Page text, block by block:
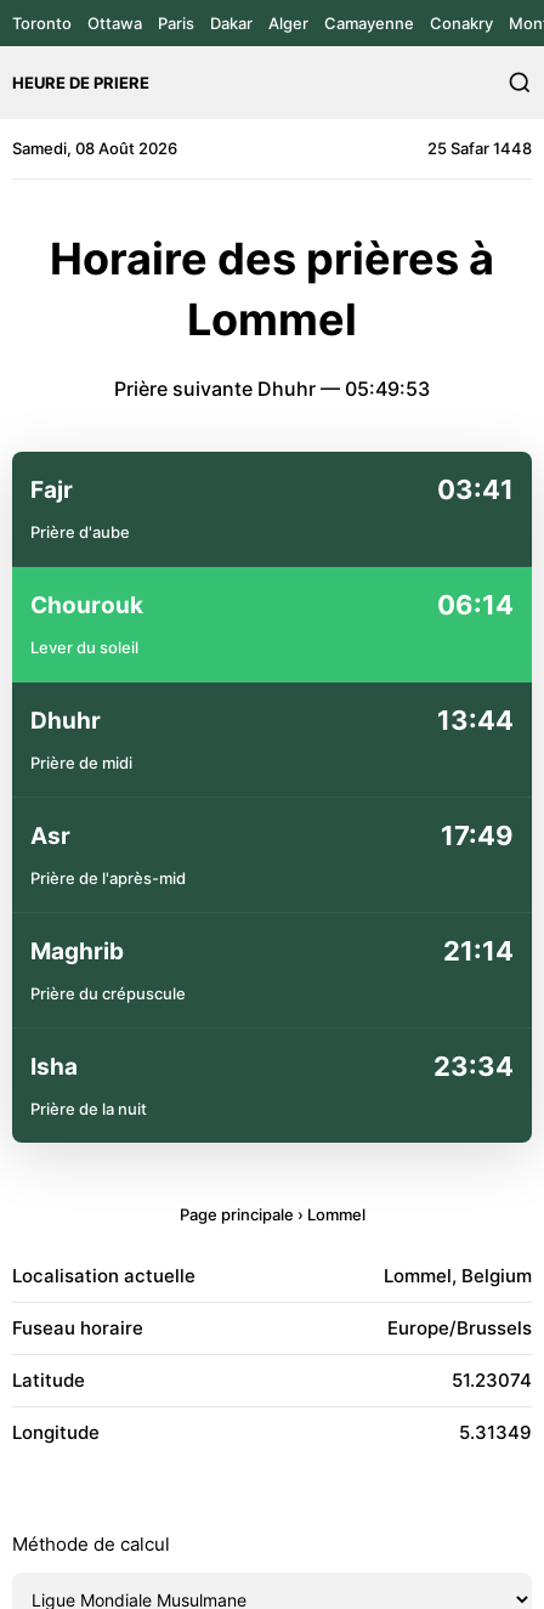
Toronto Ottawa Paris Dakar Alger Camayenne Conakry
HEURE DE PRIERE
Samedi, 08 Août 2026 25 Safar 1448
Horaire des prières à
Lommel
Prière suivante Dhuhr — 05:49:53
Fajr 03:41
Prière d'aube
Chourouk 06:14
Lever du soleil
Dhuhr 13:44
Prière de midi
Asr 17:49
Prière de l'après-mid
Maghrib 21:14
Prière du crépuscule
Isha 23:34
Prière de la nuit
Page principale › Lommel
Localisation actuelle Lommel, Belgium
Fuseau horaire Europe/Brussels
Latitude 51.23074
Longitude 5.31349
Méthode de calcul